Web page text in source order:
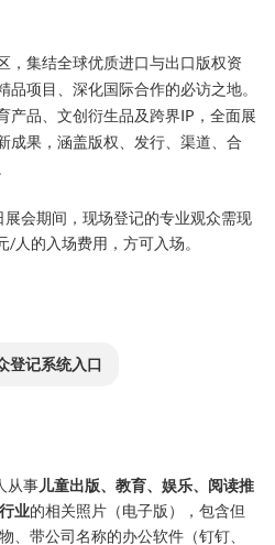
，集结全球优质进口与出口版权资
项目、深化国际合作的必访之地。
产品、文创衍生品及跨界IP，全面展
成果，涵盖版权、发行、渠道、合
会期间，现场登记的专业观众需现
人的入场费用，方可入场。
登记系统入口
从事儿童出版、教育、娱乐、阅读推
业的相关照片（电子版），包含但
、带公司名称的办公软件（钉钉、